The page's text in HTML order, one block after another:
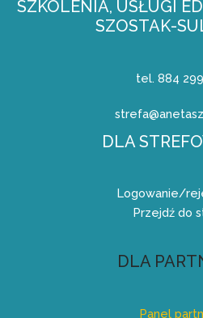
SZKOLENIA, USŁUGI
SZOSTAK-
tel. 884
DLA
Logowanie/
Przejdź do
DLA
Panel